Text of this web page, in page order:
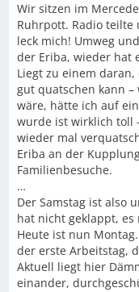
Wir sitzen im
Ruhrpott. Radio teilte
leck mich! Umweg
der Eriba, wieder hat
Liegt zu einem
gut quatschen kann
wäre, hätte ich auf
wurde ist wirklich toll
wieder mal
Eriba an der
Familienbesuche.
…
Der Samstag ist also
hat nicht geklappt,
Heute ist nun
der erste Arbeitstag,
Aktuell liegt hier
einander,